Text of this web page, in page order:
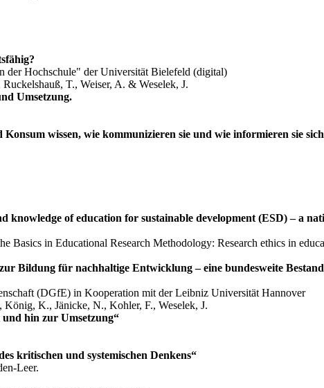
der Hochschule" der Universität Bielefeld (digital)
T., Weiser, A. & Weselek, J.
Umsetzung.
wissen, wie kommunizieren sie und wie informieren sie
of education for sustainable development (ESD) – a
Basics in Educational Research Methodology: Research ethics in
Bildung für nachhaltige Entwicklung – eine bundesweite
(DGfE) in Kooperation mit der Leibniz Universität Hannover
K., Jänicke, N., Kohler, F., Weselek, J.
hin zur Umsetzung“
kritischen und systemischen Denkens“
Leer.